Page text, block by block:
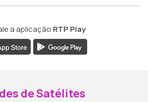
a aplicação RTP Play
de Satélites